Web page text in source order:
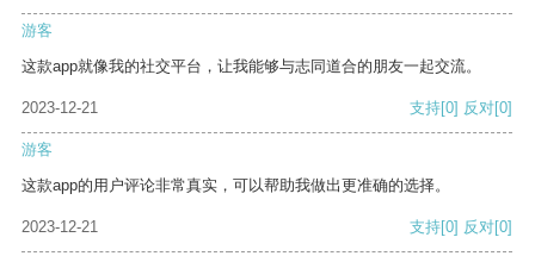
游客
这款app就像我的社交平台，让我能够与志同道合的朋友一起交流。
2023-12-21 支持[0] 反对[0]
游客
这款app的用户评论非常真实，可以帮助我做出更准确的选择。
2023-12-21 支持[0] 反对[0]